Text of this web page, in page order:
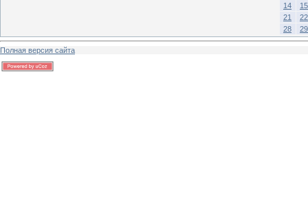
14
15
21
22
28
29
Полная версия сайта